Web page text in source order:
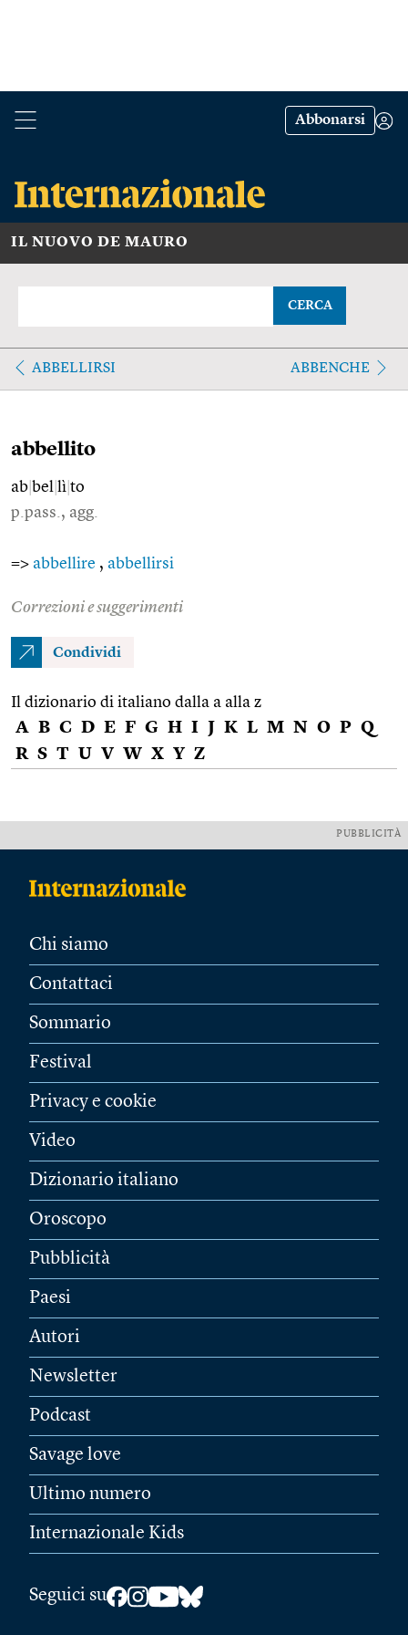
Abbonarsi
IL NUOVO DE MAURO
CERCA
ABBELLIRSI ABBENCHE
abbellito
ab bel lì to
p.pass., agg.
=> abbellire , abbellirsi
Correzioni e suggerimenti
Condividi
Il dizionario di italiano dalla a alla z
A B C D E F G H I J K L M N O P Q
R S T U V W X Y Z
PUBBLICITÀ
Chi siamo
Contattaci
Sommario
Festival
Privacy e cookie
Video
Dizionario italiano
Oroscopo
Pubblicità
Paesi
Autori
Newsletter
Podcast
Savage love
Ultimo numero
Internazionale Kids
Seguici su